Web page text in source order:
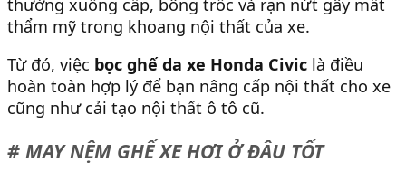
thẩm mỹ trong khoang nội thất của xe.
Từ đó, việc bọc ghế da xe Honda Civic là điều
hoàn toàn hợp lý để bạn nâng cấp nội thất cho xe
cũng như cải tạo nội thất ô tô cũ.
# MAY NỆM GHẾ XE HƠI Ở ĐÂU TỐT